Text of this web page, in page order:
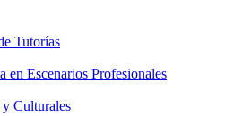
Tutorías
en Escenarios Profesionales
Culturales